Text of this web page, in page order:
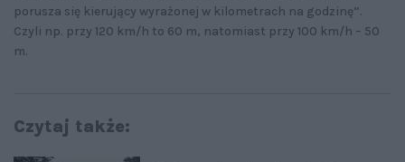
porusza się kierujący wyrażonej w kilometrach na godzinę”.
Czyli np. przy 120 km/h to 60 m, natomiast przy 100 km/h – 50
m.
Czytaj także: